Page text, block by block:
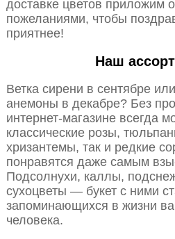
доставке цветов приложим
пожеланиями, чтобы
приятнее!
Наш
Ветка сирени в сентябре
анемоны в декабре? Без
интернет-магазине всегда
классические розы,
хризантемы, так и редкие
понравятся даже самым
Подсолнухи, каллы,
сухоцветы — букет с ними
запоминающихся в жизни
человека.